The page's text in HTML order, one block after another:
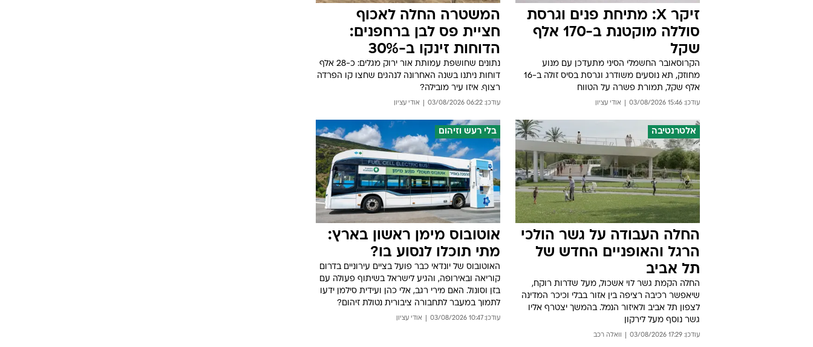
זיקר X: מתיחת פנים וגרסת
סוללה מוקטנת ב-170 אלף
שקל
הקרוסאובר החשמלי הסיני מתעדכן עם מנוע
מחוזק, תא נוסעים משודרג וגרסת בסיס זולה ב-16
אלף שקל, תמורת פשרה על הטווח
עודכן: 15:46 03/08/2026 אודי עציון
המשטרה החלה לאכוף
חציית פס לבן ברחפנים:
הדוחות זינקו ב-30%
נתונים שחושפת עמותת אור ירוק מגלים: כ-28 אלף
דוחות ניתנו בשנה האחרונה לנהגים שחצו קו הפרדה
רצוף. איזו עיר מובילה?
עודכן: 06:22 03/08/2026 אודי עציון
אלטרנטיבה
החלה העבודה על גשר הולכי
הרגל והאופניים החדש של
תל אביב
החלה הקמת גשר לוי אשכול, מעל שדרות רוקח,
שיאפשר רכיבה רציפה בין אזור בבלי וכיכר המדינה
לצפון תל אביב ולאיזור הנמל. בהמשך יצטרף אליו
גשר נוסף מעל לירקון
עודכן: 17:29 03/08/2026 וואלה רכב
בלי רעש וזיהום
אוטובוס מימן ראשון בארץ:
מתי תוכלו לנסוע בו?
האוטובוס של יונדאי כבר פועל בציים עירוניים בדרום
קוריאה ובאירופה, והגיע לישראל בשיתוף פעולה עם
בזן וסונול. האם מירי רגב, אלי כהן ועידית סילמן ידעו
לתמוך במעבר לתחבורה ציבורית נטולת זיהום?
עודכן: 10:47 03/08/2026 אודי עציון